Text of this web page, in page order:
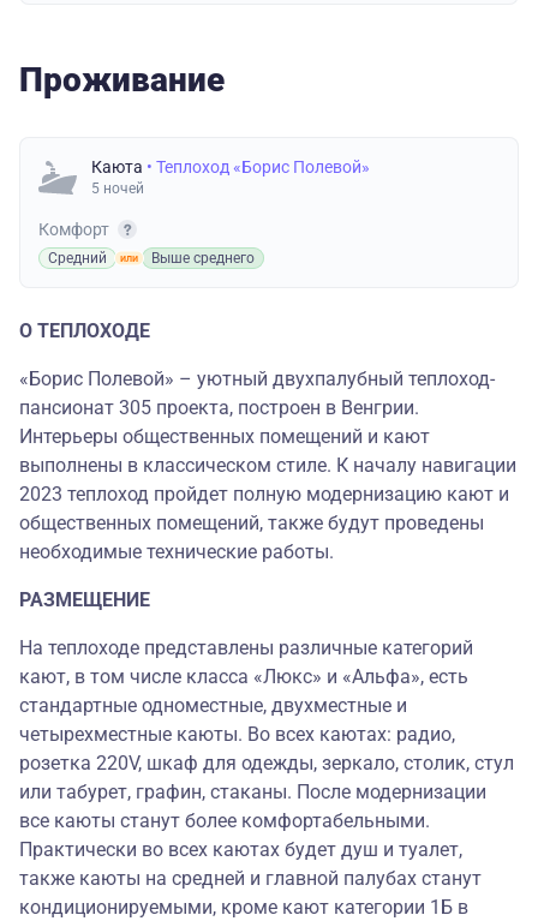
Проживание
Каюта • Теплоход «Борис Полевой»
5 ночей
Комфорт
Средний Выше среднего
О ТЕПЛОХОДЕ
«Борис Полевой» – уютный двухпалубный теплоход-
пансионат 305 проекта, построен в Венгрии.
Интерьеры общественных помещений и кают
выполнены в классическом стиле. К началу навигации
2023 теплоход пройдет полную модернизацию кают и
общественных помещений, также будут проведены
необходимые технические работы.
РАЗМЕЩЕНИЕ
На теплоходе представлены различные категорий
кают, в том числе класса «Люкс» и «Альфа», есть
стандартные одноместные, двухместные и
четырехместные каюты. Во всех каютах: радио,
розетка 220V, шкаф для одежды, зеркало, столик, стул
или табурет, графин, стаканы. После модернизации
все каюты станут более комфортабельными.
Практически во всех каютах будет душ и туалет,
также каюты на средней и главной палубах станут
кондиционируемыми, кроме кают категории 1Б в